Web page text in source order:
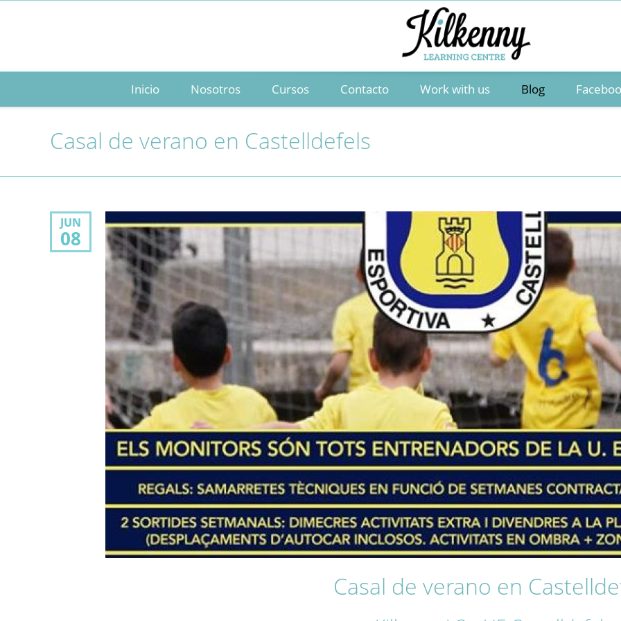
Inicio Nosotros Cursos Contacto Work with us Blog
Casal de verano en Castelldefels
JUN
08
Casal de verano en